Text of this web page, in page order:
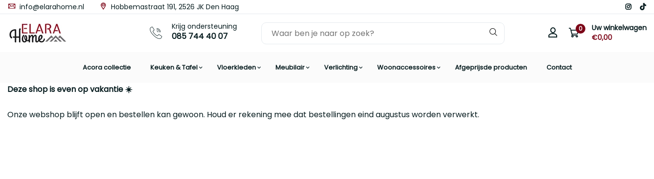
info@elarahome.nl
Hobbemastraat 191, 2526 JK Den Haag
Krijg ondersteuning
085 744 40 07
0
Uw winkelwagen
€0,00
Acora collectie Keuken & Tafel Vloerkleden Meubilair Verlichting Woonaccessoires Afgeprijsde producten Contact
Deze shop is even op vakantie ☀️
Onze webshop blijft open en bestellen kan gewoon. Houd er rekening mee dat bestellingen eind augustus worden verwerkt.